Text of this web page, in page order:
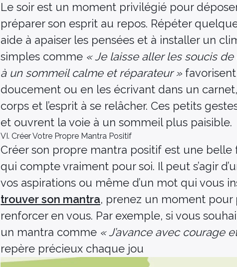
Le soir est un moment privilégié pour
préparer son esprit au repos. Répéter
aide à apaiser les pensées et à installer un
simples comme « Je laisse aller les soucis
à un sommeil calme et réparateur »
doucement ou en les écrivant dans un
corps et l’esprit à se relâcher. Ces petits
et ouvrent la voie à un sommeil plus paisible.
VI. Créer Votre Propre Mantra Positif
Créer son propre mantra positif est une
qui compte vraiment pour soi. Il peut s’agir
vos aspirations ou même d’un mot qui vous
trouver son mantra, prenez un moment pour
renforcer en vous. Par exemple, si vous
un mantra comme « J’avance avec courage
repère précieux chaque jou